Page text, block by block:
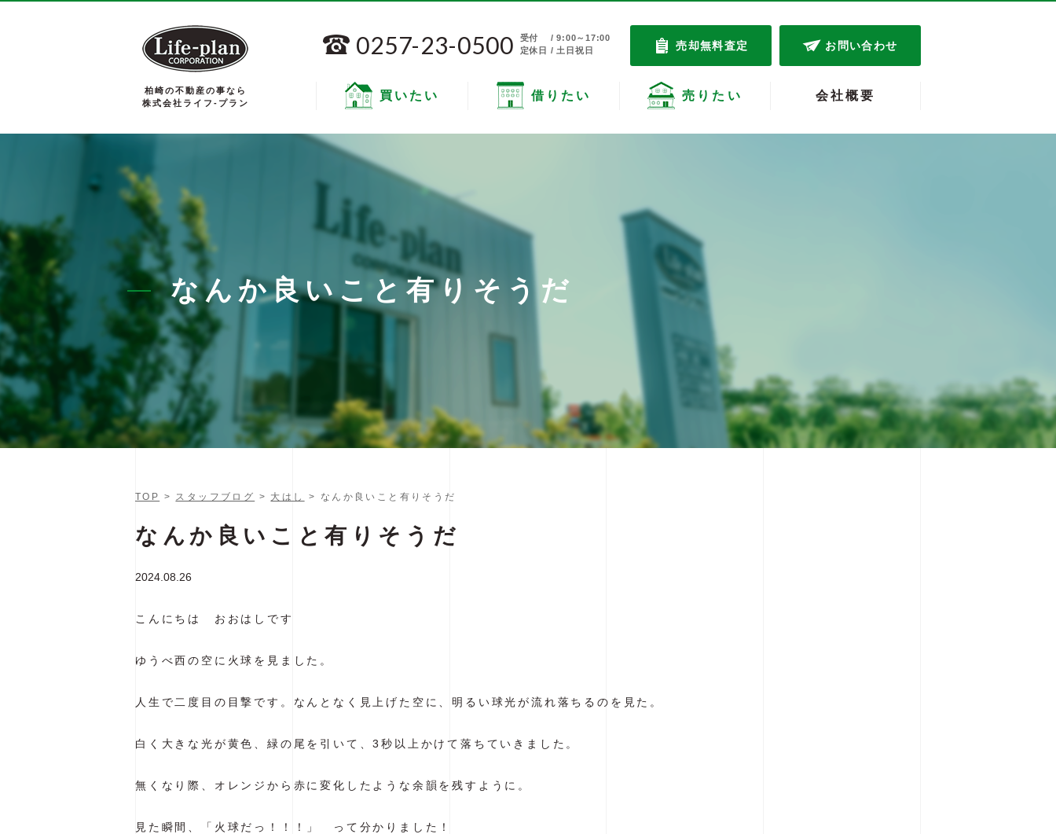
柏崎の不動産の事なら
株式会社ライフ-プラン
0257-23-0500 受付
/ 9:00～17:00
定休日 / 土日祝日
売却無料査定 お問い合わせ
買いたい 借りたい 売りたい 会社概要
なんか良いこと有りそうだ
TOP > スタッフブログ > 大はし > なんか良いこと有りそうだ
なんか良いこと有りそうだ
2024.08.26
こんにちは おおはしです
ゆうべ西の空に火球を見ました。
人生で二度目の目撃です。なんとなく見上げた空に、明るい球光が流れ落ちるのを見た。
白く大きな光が黄色、緑の尾を引いて、3秒以上かけて落ちていきました。
無くなり際、オレンジから赤に変化したような余韻を残すように。
見た瞬間、「火球だっ！！！」 って分かりました！